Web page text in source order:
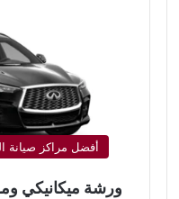
أفضل مراكز صيانة
ورشة ميكانيكي